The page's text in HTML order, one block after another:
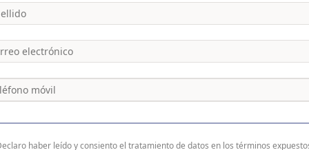
haber leído y consiento el tratamiento de datos en los términos